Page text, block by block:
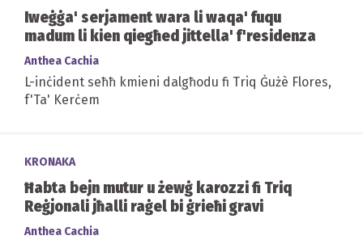
Iweġġa' serjament wara li waqa' fuqu
madum li kien qiegħed jittella' f'residenza
Anthea Cachia
L-inċident seħħ kmieni dalgħodu fi Triq Ġużè Flores,
f'Ta' Kerċem
KRONAKA
Ħabta bejn mutur u żewġ karozzi fi Triq
Reġjonali jħalli raġel bi ġrieħi gravi
Anthea Cachia